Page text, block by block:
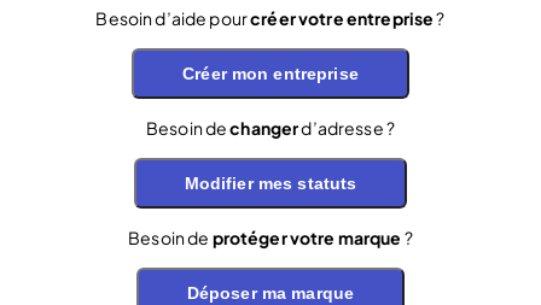
Besoin d’aide pourcréer votre entreprise?
Créer mon entreprise
Besoin dechangerd’adresse ?
Modifier mes statuts
Besoin de protéger votre marque ?
Déposer ma marque